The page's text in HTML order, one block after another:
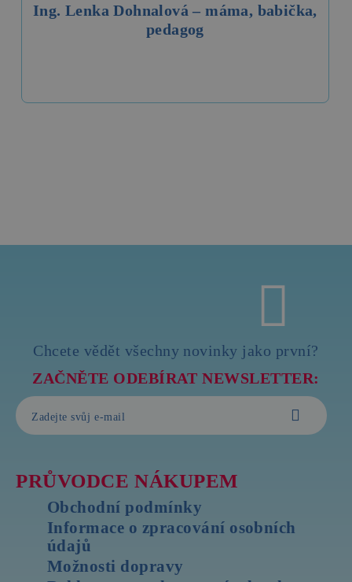
Ing. Lenka Dohnalová – máma, babička,
pedagog
PRŮVODCE NÁKUPEM
Obchodní podmínky
Informace o zpracování osobních
údajů
Možnosti dopravy
Chcete vědět všechny novinky jako první?
ZAČNĚTE ODEBÍRAT NEWSLETTER: